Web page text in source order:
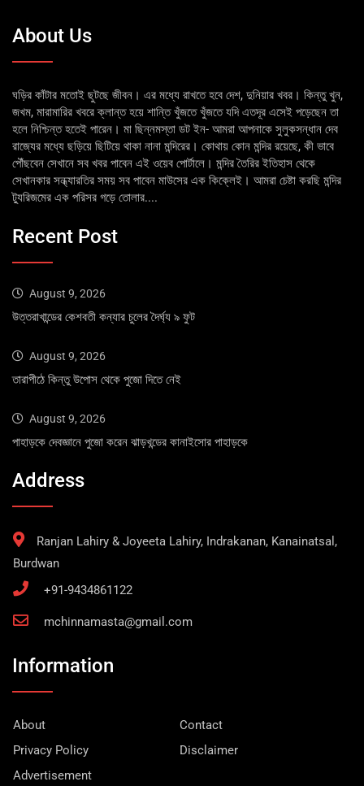
About Us
ঘড়ির কাঁটার মতোই ছুটছে জীবন। এর মধ্যে রাখতে হবে দেশ, দুনিয়ার খবর। কিন্তু খুন,
জখম, মারামারির খবরে ক্লান্ত হয়ে শান্তি খুঁজতে খুঁজতে যদি এতদূর এসেই পড়েছেন তা
হলে নিশ্চিন্ত হতেই পারেন। মা ছিন্নমস্তা ডট ইন- আমরা আপনাকে সুলুকসন্ধান দেব
রাজ্যের মধ্যে ছড়িয়ে ছিটিয়ে থাকা নানা মন্দিরের। কোথায় কোন মন্দির রয়েছে, কী ভাবে
পৌঁছবেন সেখানে সব খবর পাবেন এই ওয়েব পোর্টালে। মন্দির তৈরির ইতিহাস থেকে
সেখানকার সন্ধ্যারতির সময় সব পাবেন মাউসের এক কিক্লেই। আমরা চেষ্টা করছি মন্দির
ট্যুরিজমের এক পরিসর গড়ে তোলার....
Recent Post
August 9, 2026
উত্তরাখান্ডের কেশবতী কন্যার চুলের দৈর্ঘ্য ৯ ফুট
August 9, 2026
তারাপীঠে কিন্তু উপোস থেকে পুজো দিতে নেই
August 9, 2026
পাহাড়কে দেবজ্ঞানে পুজো করেন ঝাড়খন্ডের কানাইসোর পাহাড়কে
Address
Ranjan Lahiry & Joyeeta Lahiry, Indrakanan, Kanainatsal,
Burdwan
+91-9434861122
mchinnamasta@gmail.com
Information
About
Contact
Privacy Policy
Disclaimer
Advertisement